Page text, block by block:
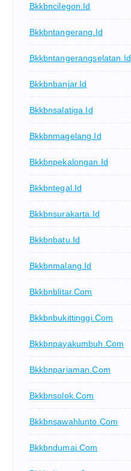
Bkkbncilegon.id
Bkkbntangerang.id
Bkkbntangerangselatan.id
Bkkbnbanjar.id
Bkkbnsalatiga.id
Bkkbnmagelang.id
Bkkbnpekalongan.id
Bkkbntegal.id
Bkkbnsurakarta.id
Bkkbnbatu.id
Bkkbnmalang.id
Bkkbnblitar.com
Bkkbnbukittinggi.com
Bkkbnpayakumbuh.com
Bkkbnpariaman.com
Bkkbnsolok.com
Bkkbnsawahlunto.com
Bkkbndumai.com